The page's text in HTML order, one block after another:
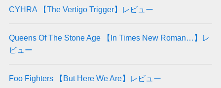
CYHRA 【The Vertigo Trigger】レビュー
Queens Of The Stone Age 【In Times New Roman…】レ
ビュー
Foo Fighters 【But Here We Are】レビュー